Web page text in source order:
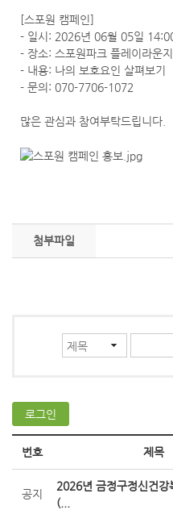
[스포원 캠페인]
- 일시: 2026년 06월 05일
- 장소: 스포원파크 플레이라운지
- 내용: 나의 보호요인 살펴보기
- 문의: 070-7706-1072
많은 관심과 참여부탁드립니다.
첨부파일
번호 제목
공지
2026년 금정구정신건강
(...